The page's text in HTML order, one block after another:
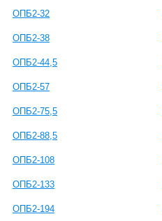
ОПБ2-32
ОПБ2-38
ОПБ2-44,5
ОПБ2-57
ОПБ2-75,5
ОПБ2-88,5
ОПБ2-108
ОПБ2-133
ОПБ2-194